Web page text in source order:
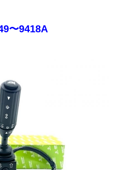
Fedex/TNT
AUD,CHF,DKK,IDR,KES,MXN,MYR
〜9418A